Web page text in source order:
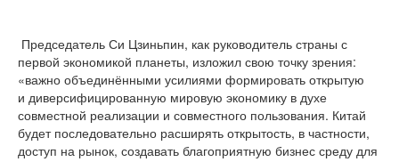
Председатель Си Цзиньпин, как руководитель страны с
первой экономикой планеты, изложил свою точку зрения:
«важно объединёнными усилиями формировать открытую
и диверсифицированную мировую экономику в духе
совместной реализации и совместного пользования. Китай
будет последовательно расширять открытость, в частности,
доступ на рынок, создавать благоприятную бизнес среду для